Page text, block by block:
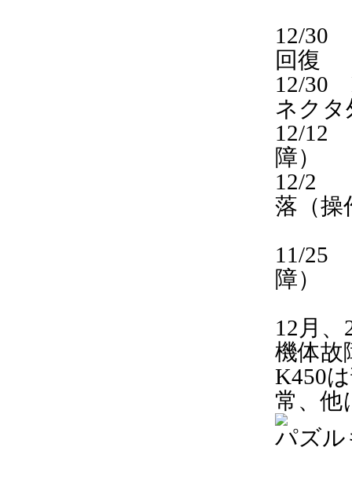
12/30
回復
12/30
ネクタ
12/12
障）
12/2
落（操
11/25
障）
12月
機体故
K450
常、他
パズル